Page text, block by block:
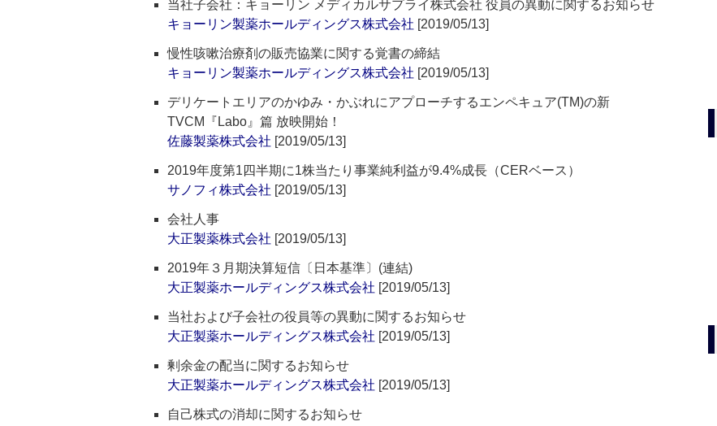
当社子会社：キョーリン メディカルサプライ株式会社 役員の異動に関するお知らせ
キョーリン製薬ホールディングス株式会社 [2019/05/13]
慢性咳嗽治療剤の販売協業に関する覚書の締結
キョーリン製薬ホールディングス株式会社 [2019/05/13]
デリケートエリアのかゆみ・かぶれにアプローチするエンペキュア(TM)の新
TVCM『Labo』篇 放映開始！
佐藤製薬株式会社 [2019/05/13]
2019年度第1四半期に1株当たり事業純利益が9.4%成長（CERベース）
サノフィ株式会社 [2019/05/13]
会社人事
大正製薬株式会社 [2019/05/13]
2019年３月期決算短信〔日本基準〕(連結)
大正製薬ホールディングス株式会社 [2019/05/13]
当社および子会社の役員等の異動に関するお知らせ
大正製薬ホールディングス株式会社 [2019/05/13]
剰余金の配当に関するお知らせ
大正製薬ホールディングス株式会社 [2019/05/13]
自己株式の消却に関するお知らせ